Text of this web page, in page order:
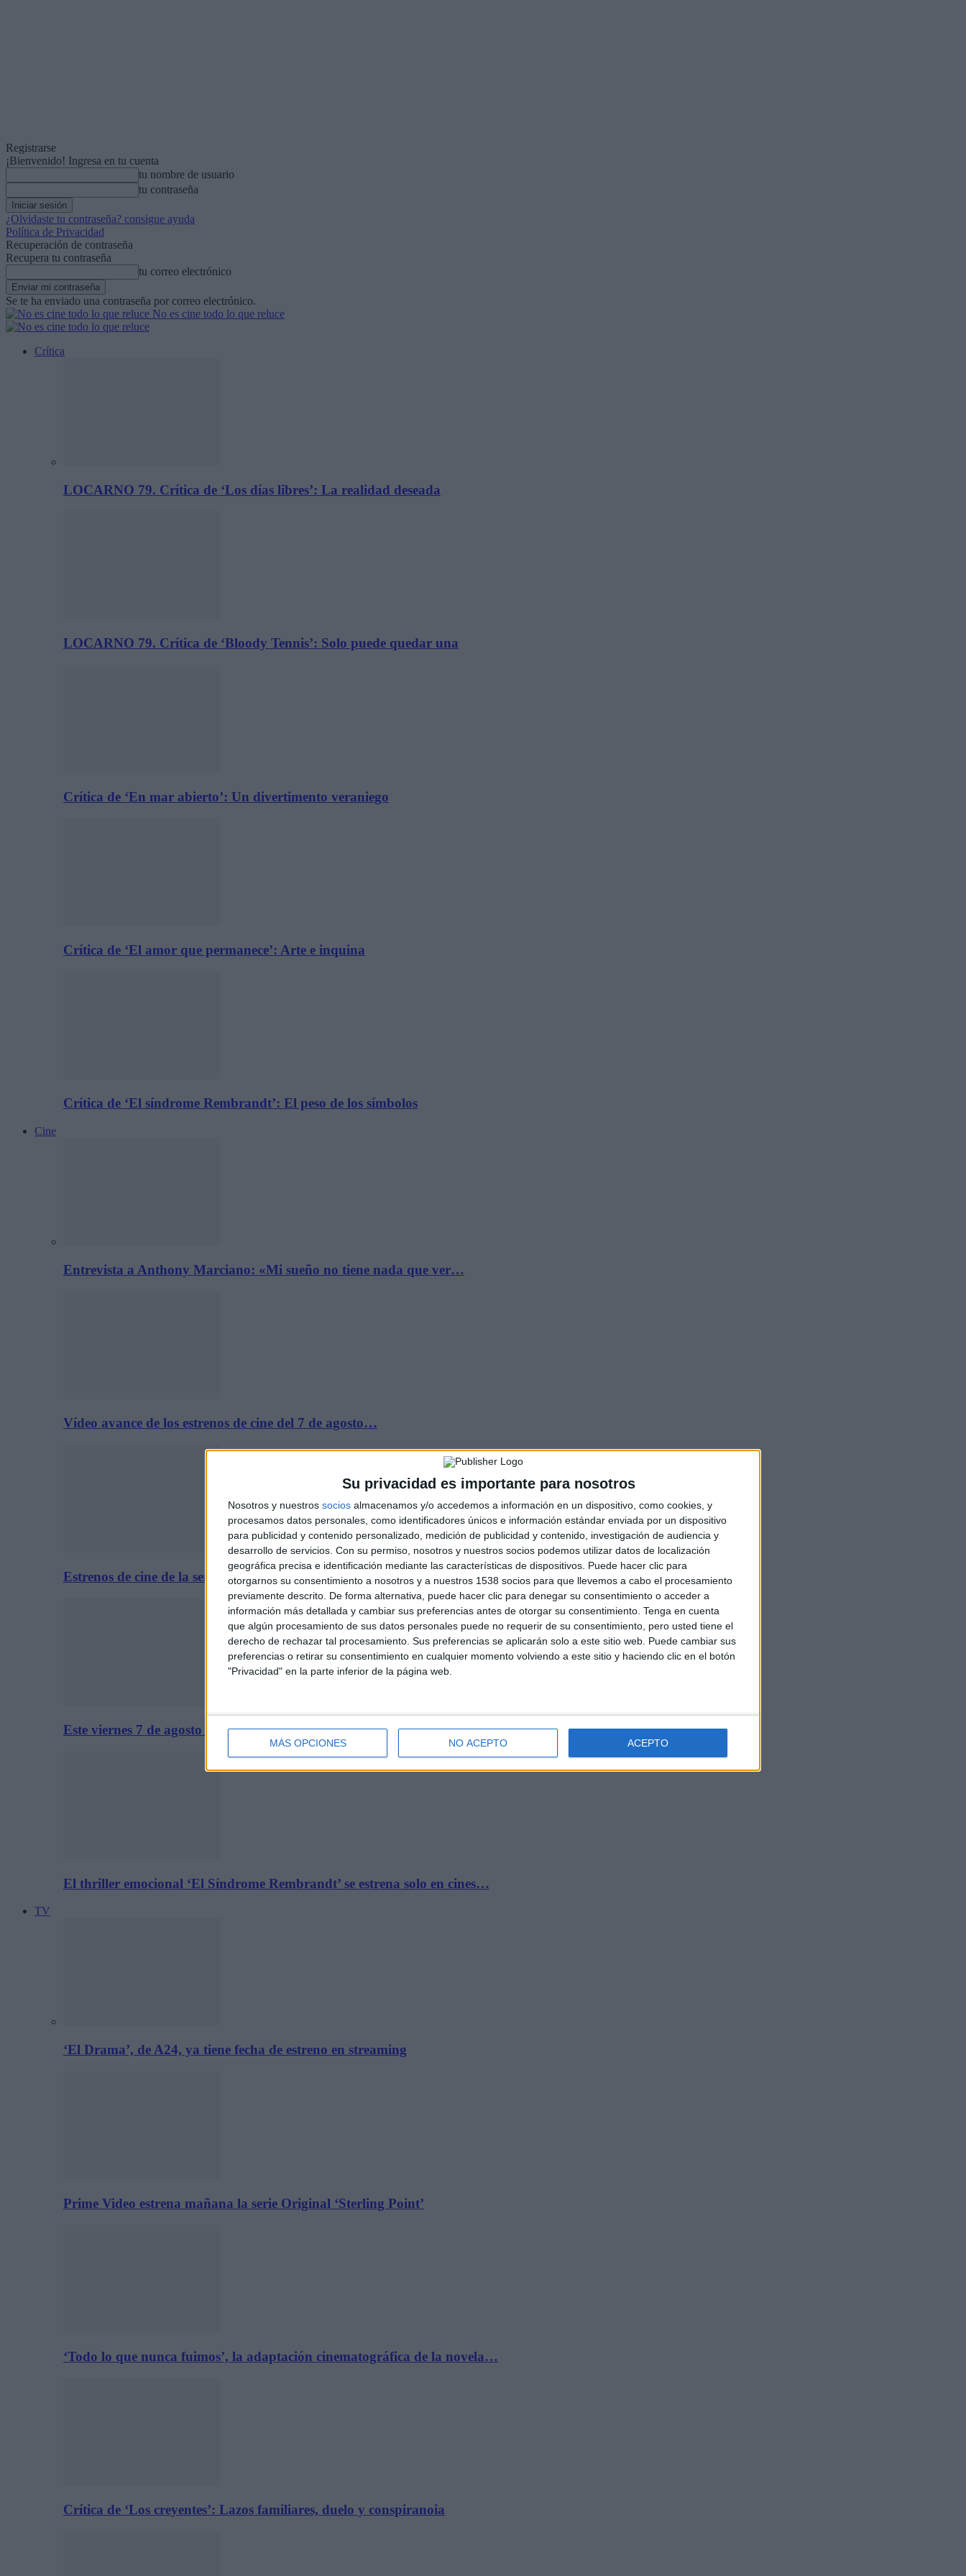
Su privacidad es importante para nosotros
Nosotros y nuestros socios almacenamos y/o accedemos a información en un dispositivo, como cookies, y
procesamos datos personales, como identificadores únicos e información estándar enviada por un dispositivo
para publicidad y contenido personalizado, medición de publicidad y contenido, investigación de audiencia y
desarrollo de servicios. Con su permiso, nosotros y nuestros socios podemos utilizar datos de localización
geográfica precisa e identificación mediante las características de dispositivos. Puede hacer clic para
otorgarnos su consentimiento a nosotros y a nuestros 1538 socios para que llevemos a cabo el procesamiento
previamente descrito. De forma alternativa, puede hacer clic para denegar su consentimiento o acceder a
información más detallada y cambiar sus preferencias antes de otorgar su consentimiento. Tenga en cuenta
que algún procesamiento de sus datos personales puede no requerir de su consentimiento, pero usted tiene el
derecho de rechazar tal procesamiento. Sus preferencias se aplicarán solo a este sitio web. Puede cambiar sus
preferencias o retirar su consentimiento en cualquier momento volviendo a este sitio y haciendo clic en el botón
"Privacidad" en la parte inferior de la página web.
MÁS OPCIONES NO ACEPTO ACEPTO
Registrarse
¡Bienvenido! Ingresa en tu cuenta
tu nombre de usuario
tu contraseña
¿Olvidaste tu contraseña? consigue ayuda
Política de Privacidad
Recuperación de contraseña
Recupera tu contraseña
tu correo electrónico
Se te ha enviado una contraseña por correo electrónico.
No es cine todo lo que reluce
Crítica
LOCARNO 79. Crítica de ‘Los días libres’: La realidad deseada
LOCARNO 79. Crítica de ‘Bloody Tennis’: Solo puede quedar una
Crítica de ‘En mar abierto’: Un divertimento veraniego
Crítica de ‘El amor que permanece’: Arte e inquina
Crítica de ‘El síndrome Rembrandt’: El peso de los símbolos
Cine
Entrevista a Anthony Marciano: «Mi sueño no tiene nada que ver…
Vídeo avance de los estrenos de cine del 7 de agosto…
Estrenos de cine de la semana: 7 de agosto de 2026
Este viernes 7 de agosto se estrena solo en cines ‘El…
El thriller emocional ‘El Síndrome Rembrandt’ se estrena solo en cines…
TV
‘El Drama’, de A24, ya tiene fecha de estreno en streaming
Prime Video estrena mañana la serie Original ‘Sterling Point’
‘Todo lo que nunca fuimos’, la adaptación cinematográfica de la novela…
Crítica de ‘Los creyentes’: Lazos familiares, duelo y conspiranoia